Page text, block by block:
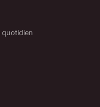
quotidien